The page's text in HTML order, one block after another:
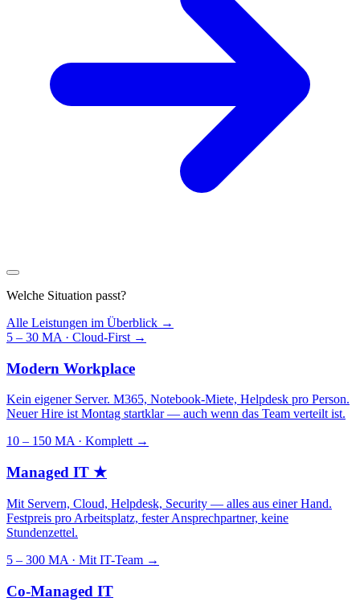
Welche Situation passt?
Alle Leistungen im Überblick →
5 – 30 MA · Cloud-First →
Modern Workplace
Kein eigener Server. M365, Notebook-Miete, Helpdesk pro Person.
Neuer Hire ist Montag startklar — auch wenn das Team verteilt ist.
10 – 150 MA · Komplett →
Managed IT ★
Mit Servern, Cloud, Helpdesk, Security — alles aus einer Hand.
Festpreis pro Arbeitsplatz, fester Ansprechpartner, keine
Stundenzettel.
5 – 300 MA · Mit IT-Team →
Co-Managed IT